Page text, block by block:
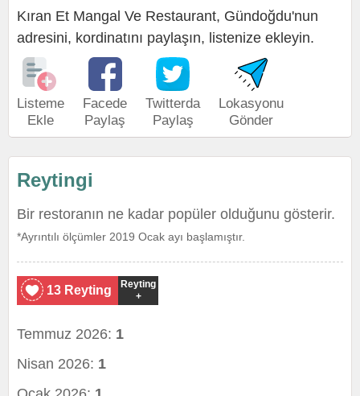
Kıran Et Mangal Ve Restaurant, Gündoğdu'nun
adresini, kordinatını paylaşın, listenize ekleyin.
Listeme
Ekle
Facede
Paylaş
Twitterda
Paylaş
Lokasyonu
Gönder
Reytingi
Bir restoranın ne kadar popüler olduğunu gösterir.
*Ayrıntılı ölçümler 2019 Ocak ayı başlamıştır.
13 Reyting
Reyting
+
Temmuz 2026: 1
Nisan 2026: 1